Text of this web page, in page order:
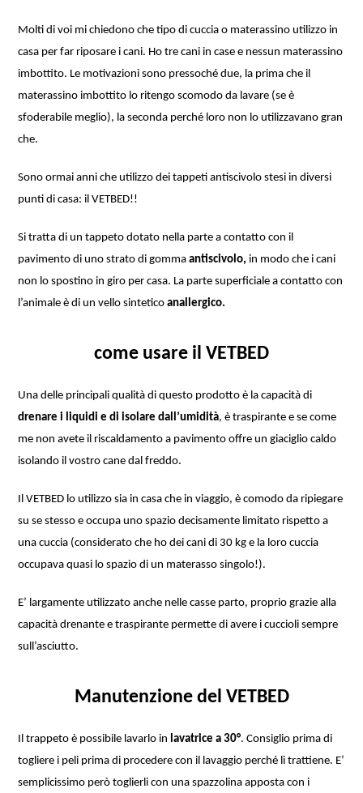
Molti di voi mi chiedono che tipo di cuccia o materassino utilizzo in
casa per far riposare i cani. Ho tre cani in case e nessun materassino
imbottito. Le motivazioni sono pressoché due, la prima che il
materassino imbottito lo ritengo scomodo da lavare (se è
sfoderabile meglio), la seconda perché loro non lo utilizzavano gran
che.
Sono ormai anni che utilizzo dei tappeti antiscivolo stesi in diversi
punti di casa: il VETBED!!
Si tratta di un tappeto dotato nella parte a contatto con il
pavimento di uno strato di gommaantiscivolo, in modo che i cani
non lo spostino in giro per casa. La parte superficiale a contatto con
l’animale è di un vello sinteticoanallergico.
come usare il VETBED
Una delle principali qualità di questo prodotto è la capacità di
drenare i liquidi e di isolare dall’umidità, è traspirante e se come
me non avete il riscaldamento a pavimento offre un giaciglio caldo
isolando il vostro cane dal freddo.
Il VETBED lo utilizzo sia in casa che in viaggio, è comodo da ripiegare
su se stesso e occupa uno spazio decisamente limitato rispetto a
una cuccia (considerato che ho dei cani di 30 kg e la loro cuccia
occupava quasi lo spazio di un materasso singolo!).
E’ largamente utilizzato anche nelle casse parto, proprio grazie alla
capacità drenante e traspirante permette di avere i cuccioli sempre
sull’asciutto.
Manutenzione del VETBED
Il trappeto è possibile lavarlo in lavatrice a 30°. Consiglio prima di
togliere i peli prima di procedere con il lavaggio perché li trattiene. E’
semplicissimo però toglierli con una spazzolina apposta con i